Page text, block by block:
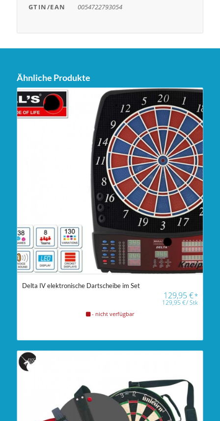
GTIN/EAN
0054722793054
Ähnliche Produkte
Delta IV elektronische Dartscheibe im Set
129,95€*
129,95€/Stk
- nicht verfügbar